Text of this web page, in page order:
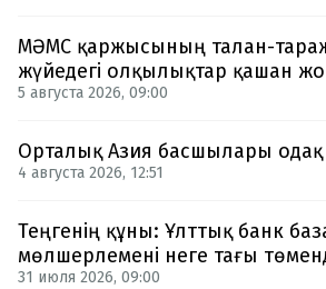
МӘМС қаржысының талан-
жүйедегі олқылықтар қашан
5 августа 2026, 09:00
Орталық Азия басшылары одақ
4 августа 2026, 12:51
Теңгенің құны: Ұлттық банк
мөлшерлемені неге тағы
31 июля 2026, 09:00